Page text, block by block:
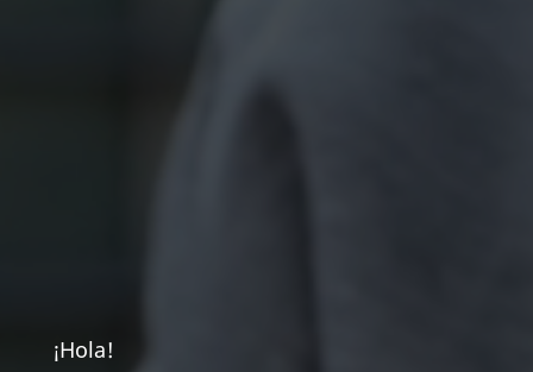
¡Hola!